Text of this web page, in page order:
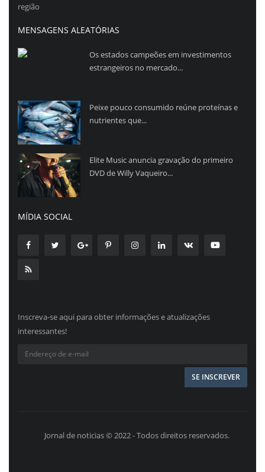
região
MENSAGENS ALEATÓRIAS
Os estados campeões em investimentos
estrangeiros no mercado...
Peixe pouco consumido reúne proteínas e
nutrientes que...
Elite Music anuncia gravação do primeiro
DVD de Willy Vaqueiro...
MÍDIA SOCIAL
Inscreva-se aqui para obter informações e atualizações
interessantes!
Jornal de noticias © 2022 - Todos direitos reservados.